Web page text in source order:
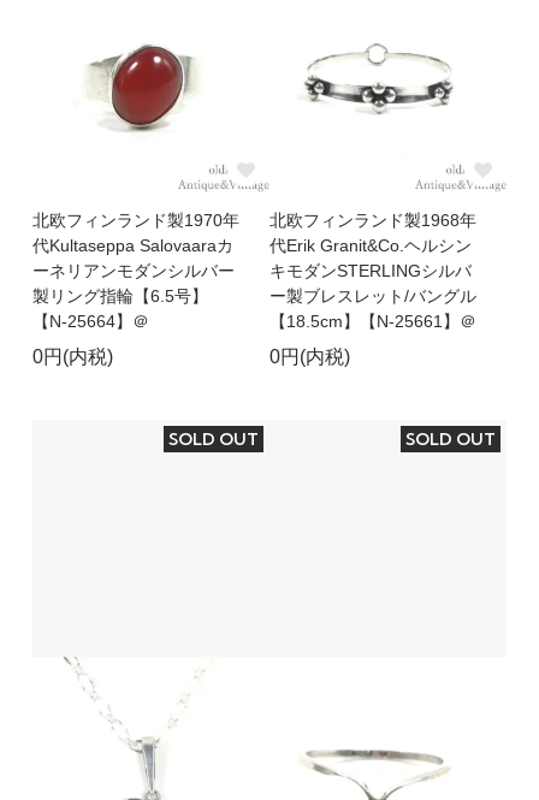
北欧フィンランド製1970年
代Kultaseppa Salovaaraカ
ーネリアンモダンシルバー
製リング指輪【6.5号】
【N-25664】＠
0円(内税)
北欧フィンランド製1968年
代Erik Granit&Co.ヘルシン
キモダンSTERLINGシルバ
ー製ブレスレット/バングル
【18.5cm】【N-25661】＠
0円(内税)
SOLD OUT SOLD OUT